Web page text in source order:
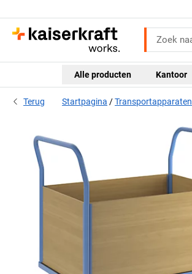
Alle producten Kantoor
Terug Startpagina Transportapparaten